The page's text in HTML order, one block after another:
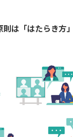
は「はたらき方